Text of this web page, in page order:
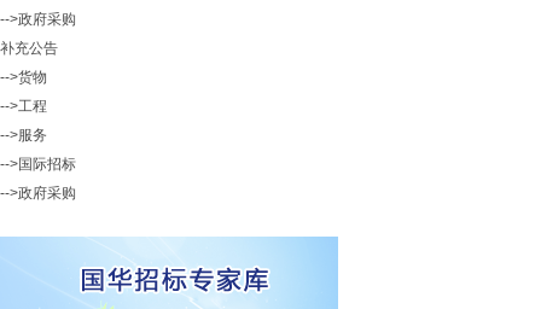
-->政府采购
补充公告
-->货物
-->工程
-->服务
-->国际招标
-->政府采购